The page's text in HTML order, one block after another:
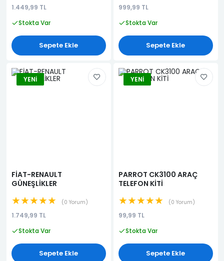
1.449,99 TL
Stokta Var
Sepete Ekle
999,99 TL
Stokta Var
Sepete Ekle
YENI
FİAT-RENAULT
GÜNEŞLİKLER
★★★★★ 0 Yorum
1.749,99 TL
Stokta Var
Sepete Ekle
YENI
PARROT CK3100 ARAÇ
TELEFON KİTİ
★★★★★ 0 Yorum
99,99 TL
Stokta Var
Sepete Ekle